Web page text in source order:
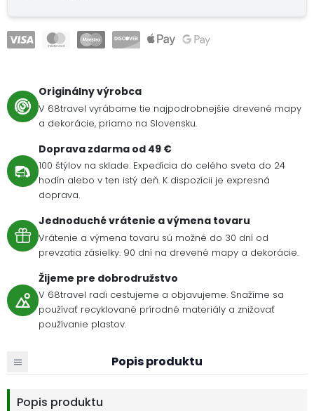
Originálny výrobca
V 68travel vyrábame tie najpodrobnejšie drevené mapy
a dekorácie, priamo na Slovensku.
Doprava zdarma od 49 €
100 štýlov na sklade. Expedícia do celého sveta do 24
hodín alebo v ten istý deň. K dispozícii je expresná
doprava.
Jednoduché vrátenie a výmena tovaru
Vrátenie a výmena tovaru sú možné do 30 dní od
prevzatia zásielky. 90 dní na drevené mapy a dekorácie.
Žijeme pre dobrodružstvo
V 68travel radi cestujeme a objavujeme. Snažíme sa
používať recyklované prírodné materiály a znižovať
používanie plastov.
Popis produktu
Popis produktu